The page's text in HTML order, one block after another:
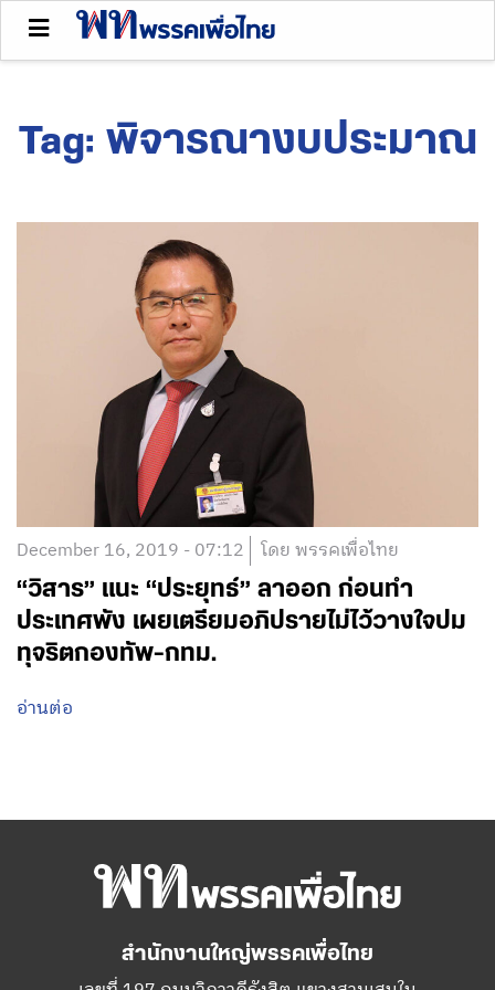
Tag: พิจารณางบประมาณ
December 16, 2019 - 07:12 โดย พรรคเพื่อไทย
“วิสาร” แนะ “ประยุทธ์” ลาออก ก่อนทำ
ประเทศพัง เผยเตรียมอภิปรายไม่ไว้วางใจปม
ทุจริตกองทัพ-กทม.
อ่านต่อ
สำนักงานใหญ่พรรคเพื่อไทย